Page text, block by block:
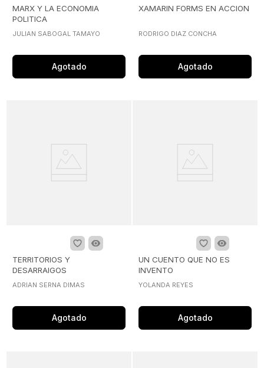
MARX Y LA ECONOMIA
POLITICA
JULIAN SABOGAL TAMAYO
Agotado
XAMARIN FORMS EN ACCION
RODRIGO DIAZ CONCHA
Agotado
TERRITORIOS Y
DESARRAIGOS
ADRIAN SERNA DIMAS
Agotado
UN CUENTO QUE NO ES
INVENTO
YOLANDA REYES
Agotado